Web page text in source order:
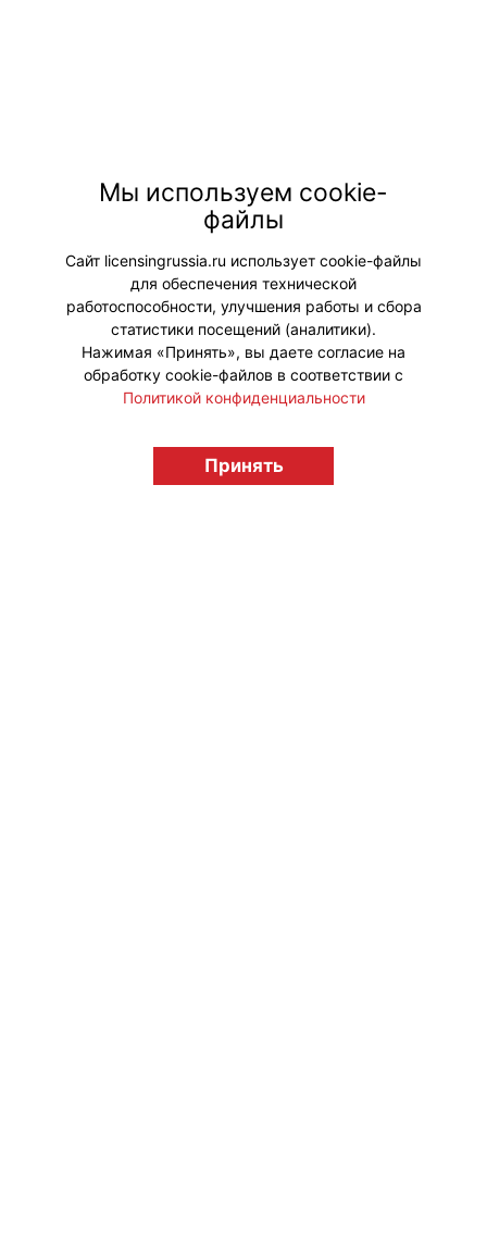
Мы используем cookie-
файлы
Сайт licensingrussia.ru использует cookie-файлы
для обеспечения технической
работоспособности, улучшения работы и сбора
статистики посещений (аналитики).
Нажимая «Принять», вы даете согласие на
обработку cookie-файлов в соответствии с
Политикой конфиденциальности
Принять